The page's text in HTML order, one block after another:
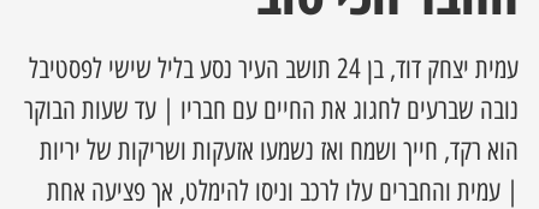
השבוע
עמית יצחק דוד, בן 24 תושב העיר נסע בליל שישי לפסטיבל
נובה שברעים לחגוג את החיים עם חבריו | עד שעות הבוקר
הוא רקד, חייך ושמח ואז נשמעו אזעקות ושריקות של יריות
| עמית והחברים עלו לרכב וניסו להימלט, אך פציעה אחת